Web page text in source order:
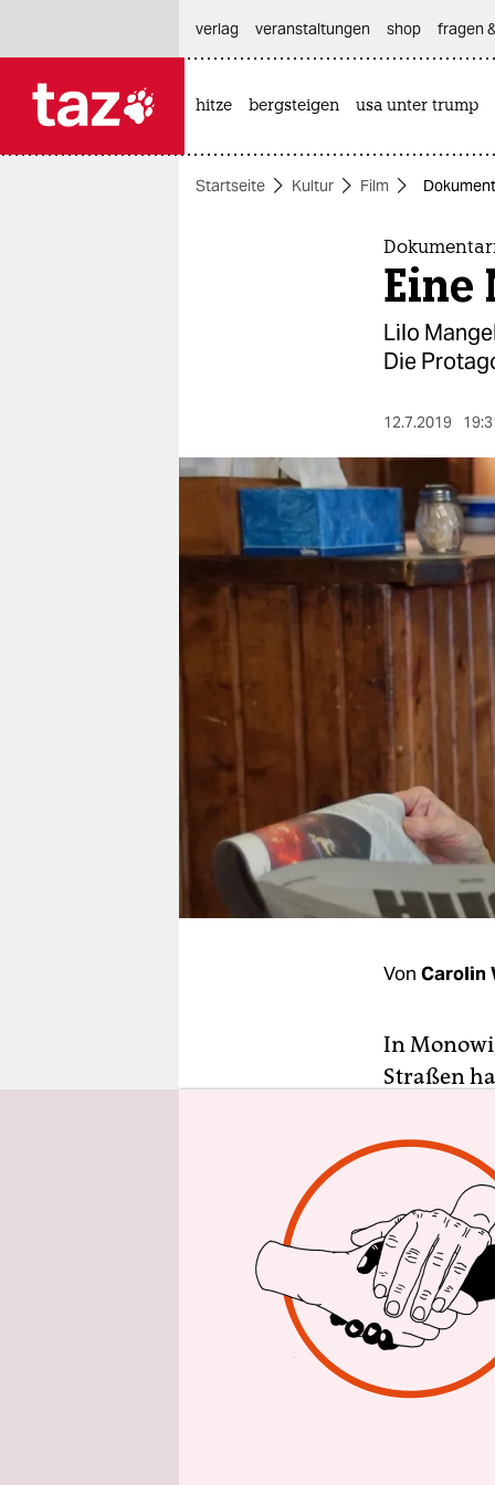
themen
berlin
nord
wahrheit
verlag
shop
fragen & hilfe
unterstützen
verlag
veranstaltungen shop fragen
hitze bergsteigen usa unter trump
Startseite Kultur Film
Eine
Lilo
Die
12.7.2019
Von Carolin
In
Straßen
junger
ist an
eine
Umstands
Monowi,
Grund ist
Elsie
Mit über
der
Grill